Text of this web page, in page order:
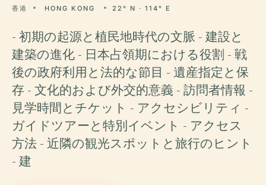
香港 HONG KONG 22° N · 114° E
- 初期の起源と植民地時代の文脈 - 建設と
建築の進化 - 日本占領期における役割 - 戦
後の政府利用と法的な節目 - 遺産指定と保
存 - 文化的および外交的意義 - 訪問者情報 -
見学時間とチケット - アクセシビリティ -
ガイドツアーと特別イベント - アクセス
方法 - 近隣の観光スポットと旅行のヒント
- 建